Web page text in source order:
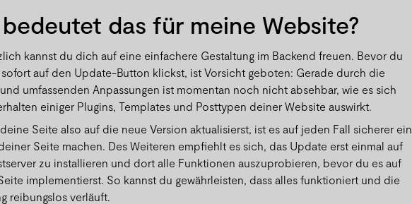
bedeutet das für meine Website?
kannst du dich auf eine einfachere Gestaltung im Backend freuen. Bevor du
auf den Update-Button klickst, ist Vorsicht geboten: Gerade durch die
umfassenden Anpassungen ist momentan noch nicht absehbar, wie es sich
einiger Plugins, Templates und Posttypen deiner Website auswirkt.
Seite also auf die neue Version aktualisierst, ist es auf jeden Fall sicherer ein
Seite machen. Des Weiteren empfiehlt es sich, das Update erst einmal auf
zu installieren und dort alle Funktionen auszuprobieren, bevor du es auf
implementierst. So kannst du gewährleisten, dass alles funktioniert und die
reibungslos verläuft.